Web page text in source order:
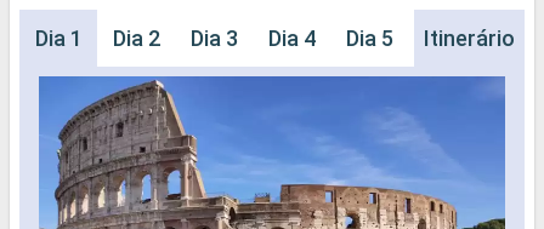
Dia 1 Dia 2 Dia 3 Dia 4 Dia 5 Dia 6 Dia
Itinerário